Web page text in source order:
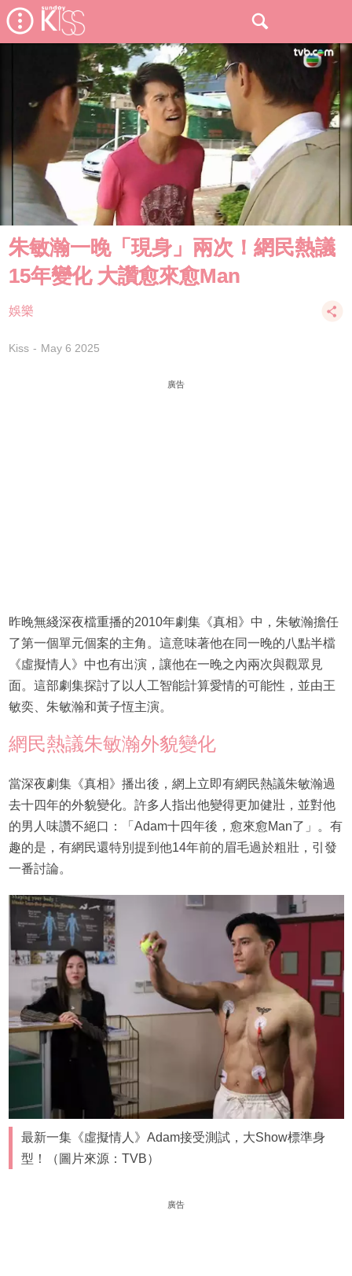
朱敏瀚一晚「現身」兩次！網民熱議
15年變化 大讚愈來愈Man
娛樂
Kiss May 6 2025
廣告
昨晚無綫深夜檔重播的2010年劇集《真相》中，朱敏瀚擔任
了第一個單元個案的主角。這意味著他在同一晚的八點半檔
《虛擬情人》中也有出演，讓他在一晚之內兩次與觀眾見
面。這部劇集探討了以人工智能計算愛情的可能性，並由王
敏奕、朱敏瀚和黃子恆主演。
網民熱議朱敏瀚外貌變化
當深夜劇集《真相》播出後，網上立即有網民熱議朱敏瀚過
去十四年的外貌變化。許多人指出他變得更加健壯，並對他
的男人味讚不絕口：「Adam十四年後，愈來愈Man了」。有
趣的是，有網民還特別提到他14年前的眉毛過於粗壯，引發
一番討論。
最新一集《虛擬情人》Adam接受測試，大Show標準身
型！（圖片來源：TVB）
廣告